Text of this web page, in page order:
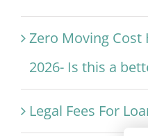
Zero Moving Cost
2026- Is this a
Legal Fees For